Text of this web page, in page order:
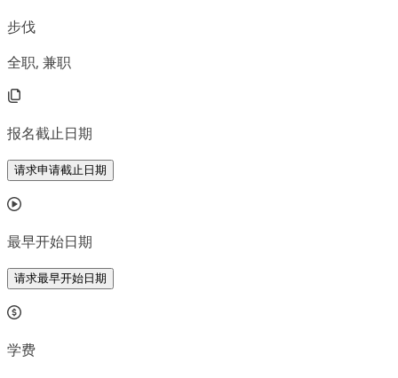
步伐
全职, 兼职
报名截止日期
请求申请截止日期
最早开始日期
请求最早开始日期
学费